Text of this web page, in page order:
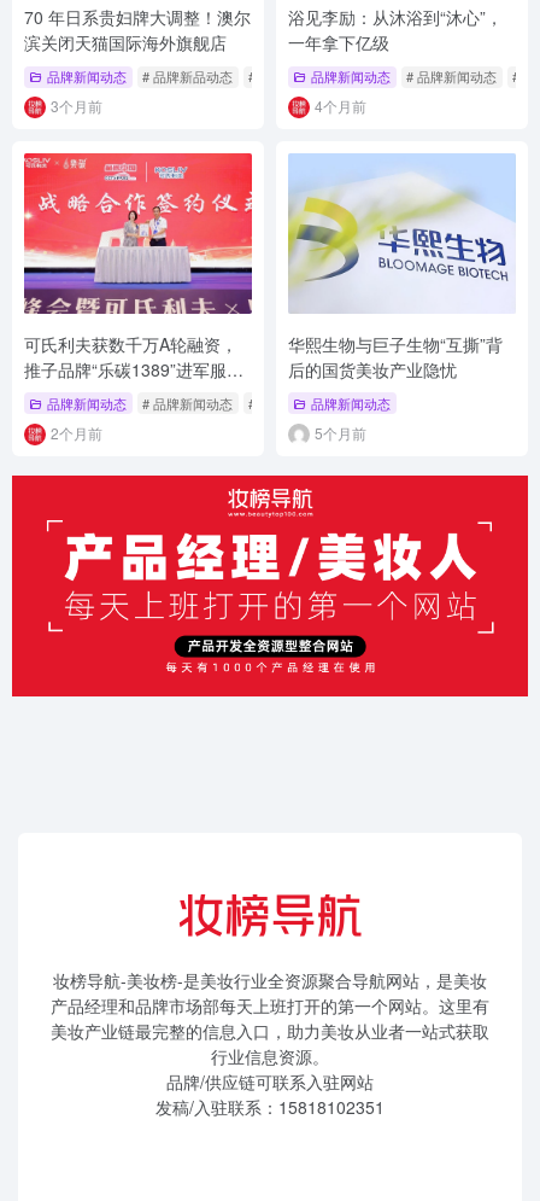
70 年日系贵妇牌大调整！澳尔
滨关闭天猫国际海外旗舰店
品牌新闻动态 # 品牌新品动态 # 澳尔滨 # 渠道调整
3个月前
浴见李励：从沐浴到“沐心”，
一年拿下亿级
品牌新闻动态 # 品牌新闻动态 # 浴
4个月前
可氏利夫获数千万A轮融资，
推子品牌“乐碳1389”进军服务
市场品牌新闻动态 # 品牌新闻动态 # A轮融资 # 可氏利夫
2个月前
华熙生物与巨子生物“互撕”背
后的国货美妆产业隐忧
品牌新闻动态
5个月前
妆榜导航-美妆榜-是美妆行业全资源聚合导航网站，是美妆
产品经理和品牌市场部每天上班打开的第一个网站。这里有
美妆产业链最完整的信息入口，助力美妆从业者一站式获取
行业信息资源。
品牌/供应链可联系入驻网站
发稿/入驻联系：15818102351